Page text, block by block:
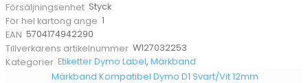
Försäljningsenhet Styck
För hel kartong ange 1
EAN 5704174942290
Tillverkarens artikelnummer W127032253
Kategorier Etiketter Dymo Label,Märkband
Märkband Kompatibel Dymo D1 Svart/Vit 12mm